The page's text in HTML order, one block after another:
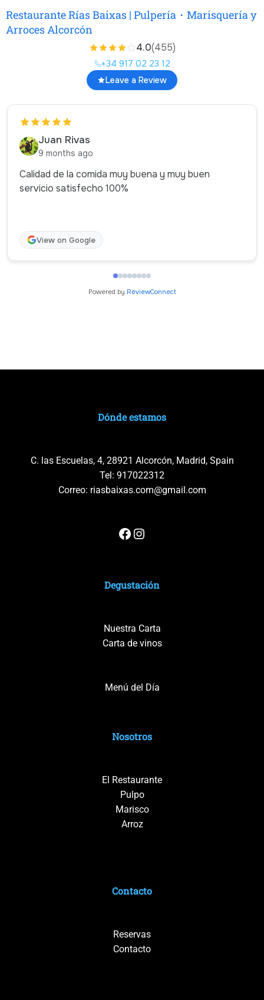
Restaurante Rías Baixas | Pulpería・Marisquería y
Arroces Alcorcón
4.0(455)
+34 917 02 23 12
Leave a Review
Juan Rivas
9 months ago
Calidad de la comida muy buena y muy buen
servicio satisfecho 100%
View on Google
Powered by ReviewConnect
Dónde estamos
C. las Escuelas, 4, 28921 Alcorcón, Madrid, Spain
Tel: 917022312
Correo: riasbaixas.com@gmail.com
Degustación
Nuestra Carta
Carta de vinos
Menú del Día
Nosotros
El Restaurante
Pulpo
Marisco
Arroz
Contacto
Reservas
Contacto